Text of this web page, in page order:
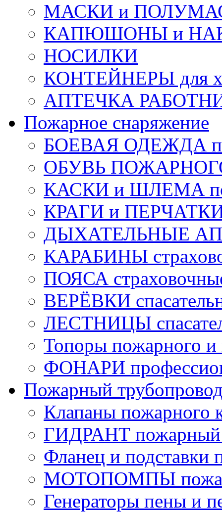
МАСКИ и
КАПЮШОНЫ и
НОСИЛКИ
КОНТЕЙНЕРЫ для
АПТЕЧКА
Пожарное снаряжение
БОЕВАЯ ОДЕЖДА
ОБУВЬ
КАСКИ и ШЛЕМА
КРАГИ и ПЕРЧАТКИ
ДЫХАТЕЛЬНЫЕ
КАРАБИНЫ
ПОЯСА
ВЕРЁВКИ
ЛЕСТНИЦЫ
Топоры пожарного и
ФОНАРИ
Пожарный
Клапаны пожарного
ГИДРАНТ пожарный
Фланец и подставки
МОТОПОМПЫ
Генераторы пены и